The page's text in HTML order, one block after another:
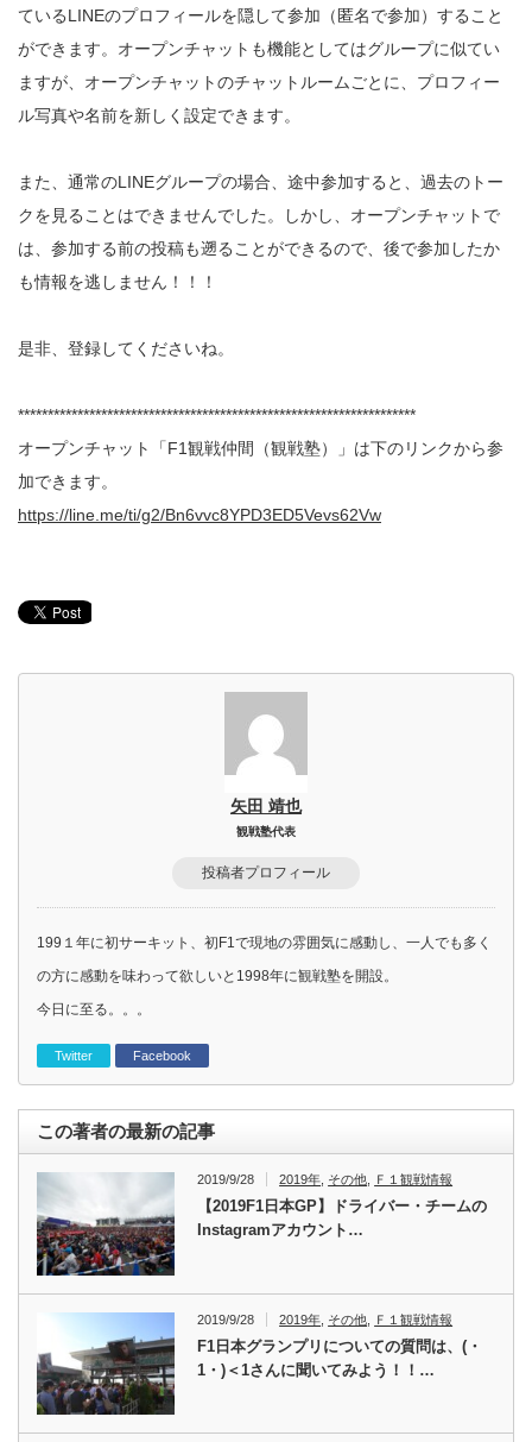
ているLINEのプロフィールを隠して参加（匿名で参加）すること
ができます。オープンチャットも機能としてはグループに似てい
ますが、オープンチャットのチャットルームごとに、プロフィー
ル写真や名前を新しく設定できます。
また、通常のLINEグループの場合、途中参加すると、過去のトー
クを見ることはできませんでした。しかし、オープンチャットで
は、参加する前の投稿も遡ることができるので、後で参加したか
も情報を逃しません！！！
是非、登録してくださいね。
*******************************************************************
オープンチャット「F1観戦仲間（観戦塾）」は下のリンクから参
加できます。
https://line.me/ti/g2/Bn6vvc8YPD3ED5Vevs62Vw
矢田 靖也
観戦塾代表
投稿者プロフィール
199１年に初サーキット、初F1で現地の雰囲気に感動し、一人でも多く
の方に感動を味わって欲しいと1998年に観戦塾を開設。
今日に至る。。。
Twitter Facebook
この著者の最新の記事
2019/9/28 2019年 その他 Ｆ１観戦情報
【2019F1日本GP】ドライバー・チームの
Instagramアカウント…
2019/9/28 2019年 その他 Ｆ１観戦情報
F1日本グランプリについての質問は、(・
1・)＜1さんに聞いてみよう！！…